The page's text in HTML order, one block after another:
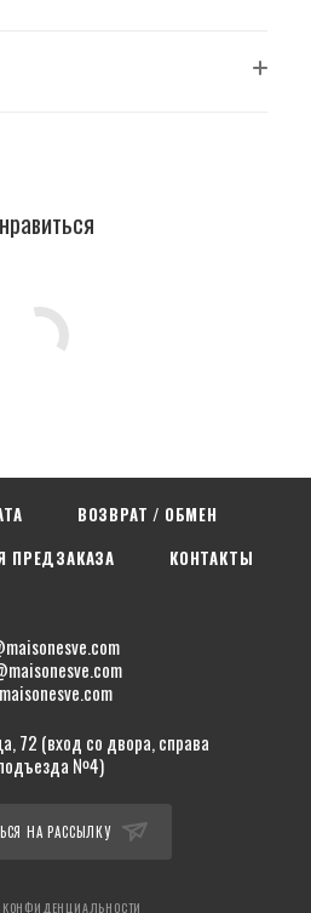
ВОЗВРАТ / ОБМЕН
ПРЕДЗАКАЗА КОНТАКТЫ
72 (вход со двора, справа
№4)
НА РАССЫЛКУ